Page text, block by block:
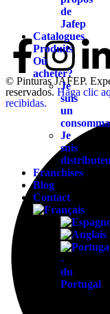
de
Jafep
Catalogues
Produits
Où
acheter?
Je
suis
un
Je
suis
Franchises
Blog
Contact
© Pinturas JAFEP.
reservados. Haga clic
recibidas.